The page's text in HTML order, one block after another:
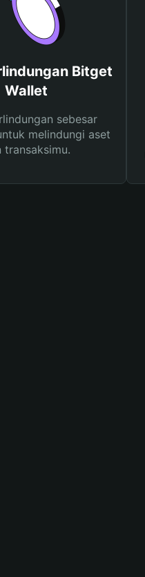
Bitget
Wallet
sebesar
melindungi aset
transaksimu.